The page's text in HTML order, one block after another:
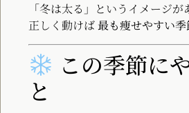
「冬は太る」というイメージ
正しく動けば最も痩せやすい季
この季節に
と